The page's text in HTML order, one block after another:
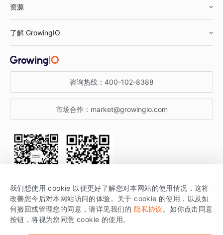
鞋服行业
汽车行业
金融行业
智能运营
获客分析
资源
增长公开课
增长博客
开发者文档
SDK 文档
场景指南
了解 GrowingIO
关于 GrowingIO
增长大会
行业活动
咨询热线： 400-102-8388
市场合作： market@growingio.com
关注公众号 获取更多干货
GrowingIO 是专注于数据智能分析与增长的品牌，核心平台为 GrowingIO
分析云。
我们想使用 cookie 以便更好了解您对本网站的使用情况，这将
改善您今后对本网站访问的体验。关于 cookie 的使用，以及如
何撤回或管理您的同意，请详见我们的 隐私协议 。如你点击同意
按钮，将视为您同意 cookie 的使用。